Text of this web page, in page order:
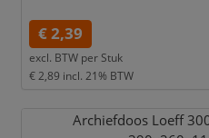
€ 2,39
excl. BTW per Stuk
€ 2,89 incl. 21% BTW
Archiefdoos Loeff